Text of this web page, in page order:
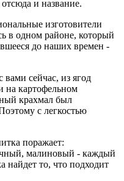
и название.
изготовители
в одном районе, который
до наших времен -
сейчас, из ягод
на картофельном
крахмал был
с легкостью
поражает:
малиновый - каждый
найдет то, что подходит